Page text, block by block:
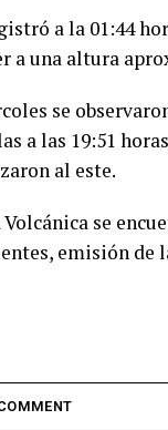
a la 01:44
a una altura
se
a las 19:51
al este.
se
emisión de